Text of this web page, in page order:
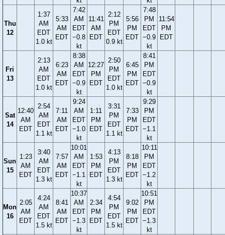
Thu
12
1:37
AM
EDT
1.0 kt
5:33
AM
EDT
7:42
AM
EDT
−0.8
kt
11:41
AM
EDT
2:12
PM
EDT
0.9 kt
5:56
PM
EDT
7:48
PM
EDT
−0.9
kt
11:54
PM
EDT
Fri
13
2:13
AM
EDT
1.0 kt
6:23
AM
EDT
8:38
AM
EDT
−0.9
kt
12:27
PM
EDT
2:50
PM
EDT
1.0 kt
6:45
PM
EDT
8:41
PM
EDT
−0.9
kt
Sat
14
12:40
AM
EDT
2:54
AM
EDT
1.1 kt
7:11
AM
EDT
9:24
AM
EDT
−1.0
kt
1:11
PM
EDT
3:31
PM
EDT
1.1 kt
7:33
PM
EDT
9:29
PM
EDT
−1.1
kt
Sun
15
1:23
AM
EDT
3:40
AM
EDT
1.3 kt
7:57
AM
EDT
10:01
AM
EDT
−1.1
kt
1:53
PM
EDT
4:13
PM
EDT
1.3 kt
8:18
PM
EDT
10:11
PM
EDT
−1.2
kt
Mon
16
2:05
AM
EDT
4:24
AM
EDT
1.5 kt
8:41
AM
EDT
10:37
AM
EDT
−1.3
kt
2:34
PM
EDT
4:54
PM
EDT
1.5 kt
9:02
PM
EDT
10:51
PM
EDT
−1.3
kt